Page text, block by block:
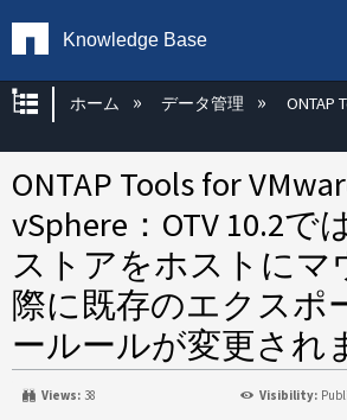
Knowledge Base
グローバル階層を展開/
ホーム データ管理 ONTAP
ONTAP Tools for
vSphere：OTV 10.2で
ストアをホストにマ
際に既存のエクスポ
ールールが変更され
Views: 38 Visibility: